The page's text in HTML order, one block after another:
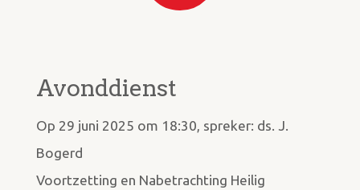
Avonddienst
Op 29 juni 2025 om 18:30, spreker: ds. J.
Bogerd
Voortzetting en Nabetrachting Heilig